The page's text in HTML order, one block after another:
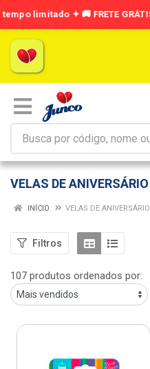
VELAS DE ANIVERSÁRIO
INÍCIO VELAS DE ANIVERSÁRIO
Filtros
107 produtos ordenados por: